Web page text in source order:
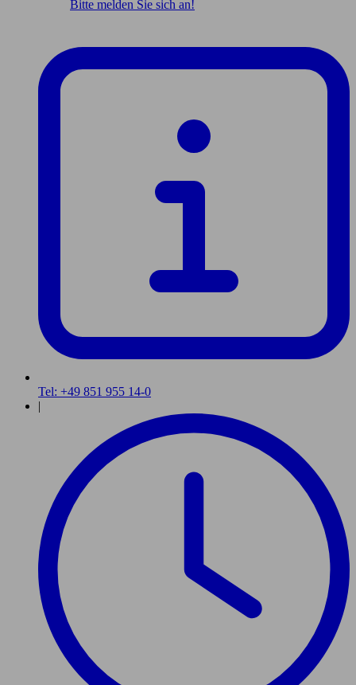
Bitte melden Sie sich an!
Tel: +49 851 955 14-0
|